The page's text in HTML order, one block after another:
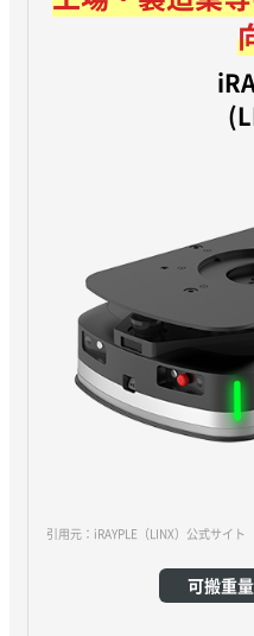
引用元：iRAYPLE（LINX）公式サイト
可搬重